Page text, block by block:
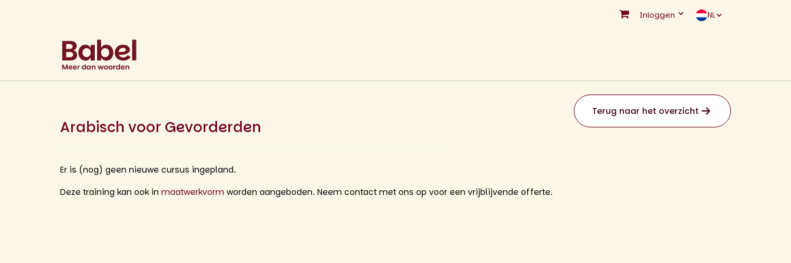
Inloggen NL
Arabisch voor Gevorderden
Terug naar het overzicht
Er is (nog) geen nieuwe cursus ingepland.
Deze training kan ook in maatwerkvorm worden aangeboden. Neem contact met ons op voor een vrijblijvende offerte.